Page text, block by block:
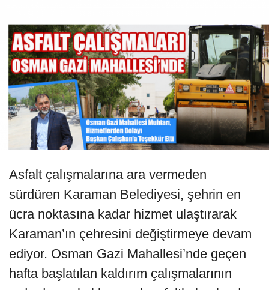
Asfalt çalışmalarına ara vermeden
sürdüren Karaman Belediyesi, şehrin en
ücra noktasına kadar hizmet ulaştırarak
Karaman’ın çehresini değiştirmeye devam
ediyor. Osman Gazi Mahallesi’nde geçen
hafta başlatılan kaldırım çalışmalarının